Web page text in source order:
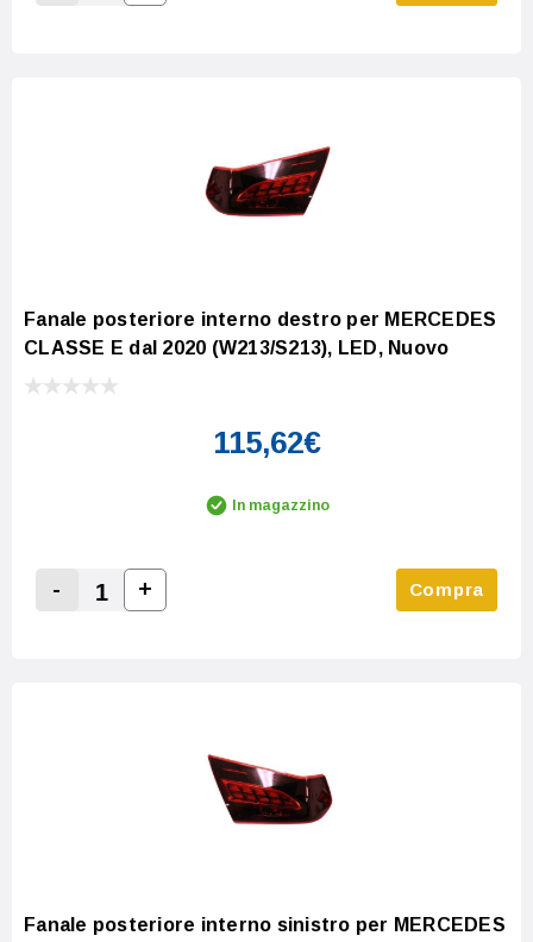
Decrease Quantity:
Increase Quantity:
Fanale posteriore interno destro per MERCEDES
CLASSE E dal 2020 (W213/S213), LED, Nuovo
115,62€
In magazzino
Decrease Quantity:
-
Increase Quantity:
+ Compra
Fanale posteriore interno sinistro per MERCEDES